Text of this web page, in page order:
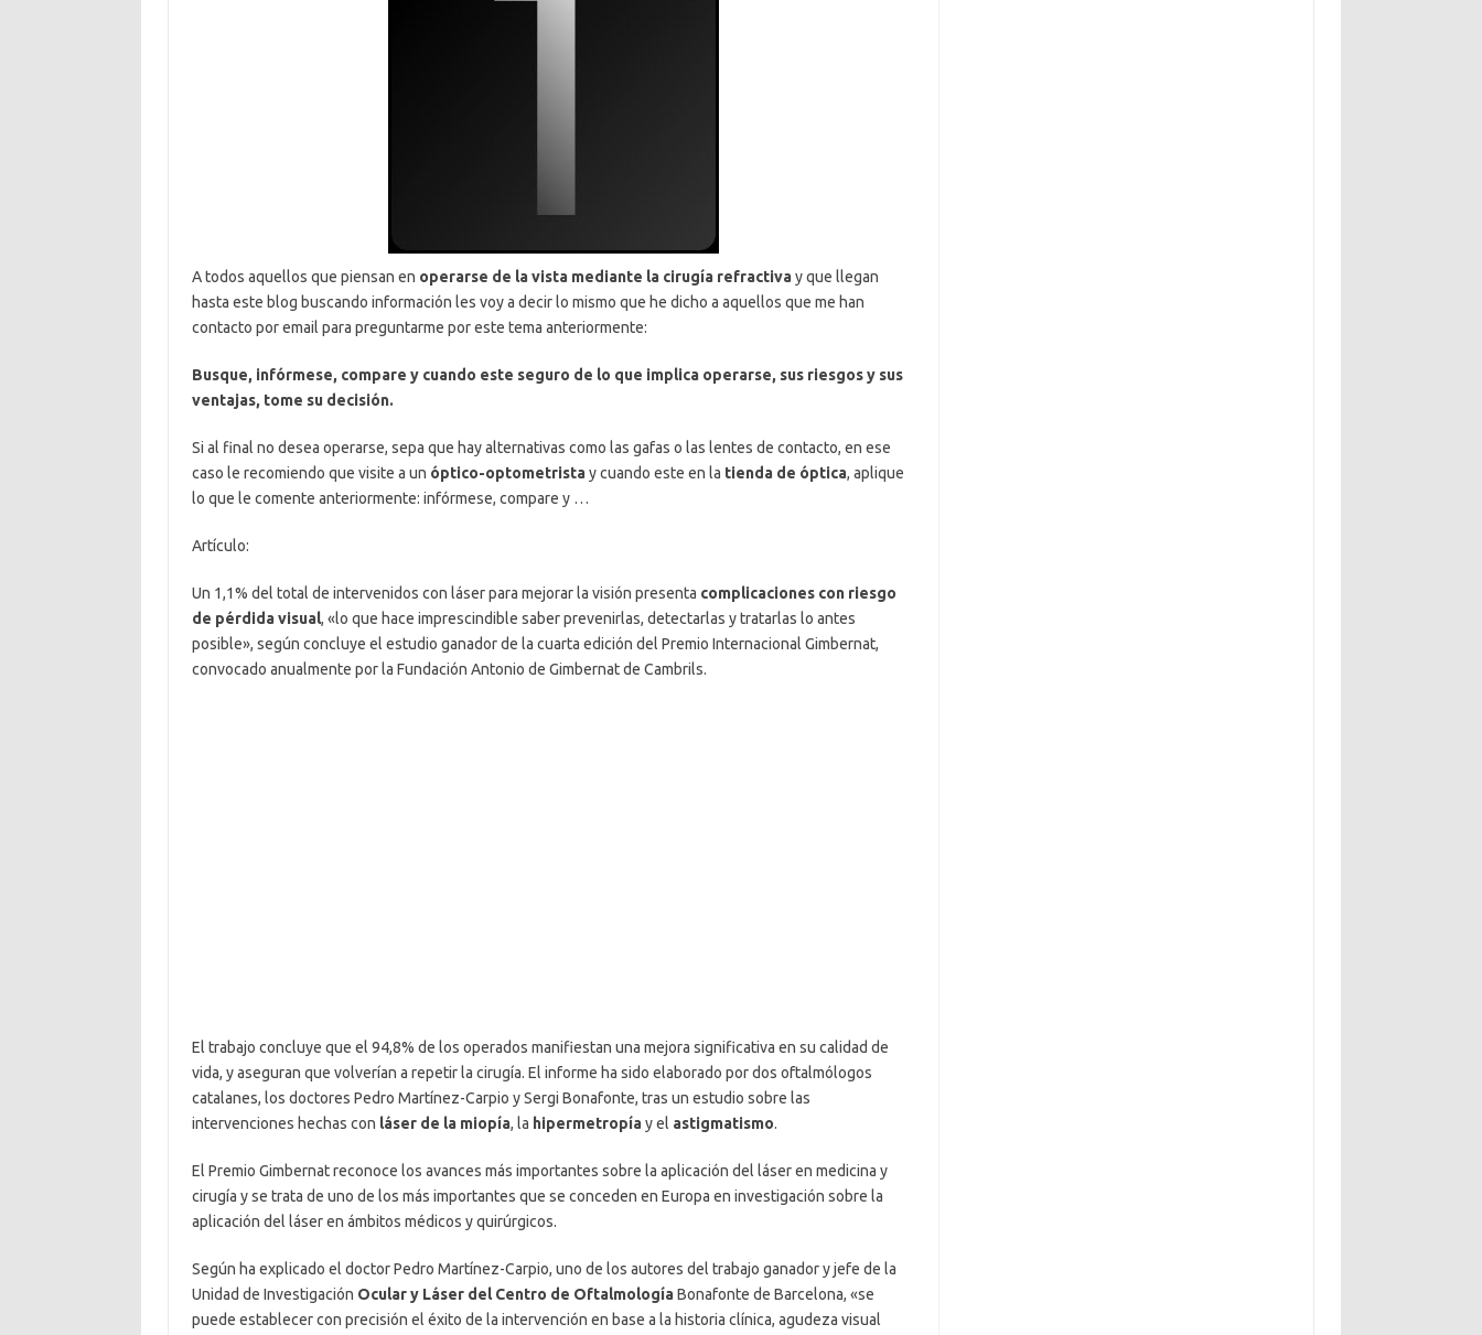
A todos aquellos que piensan en operarse de la vista mediante la cirugía refractivay que llegan
hasta este blog buscando información les voy a decir lo mismo que he dicho a aquellos que me han
contacto por email para preguntarme por este tema anteriormente:
Busque, infórmese, compare y cuando este seguro de lo que implica operarse, sus riesgos y sus
ventajas, tome su decisión.
Si al final no desea operarse, sepa que hay alternativas como las gafas o las lentes de contacto, en ese
caso le recomiendo que visite a un óptico-optometristay cuando este en la tienda de óptica, aplique
lo que le comente anteriormente: infórmese, compare y …
Artículo:
Un 1,1% del total de intervenidos con láser para mejorar la visión presenta complicaciones con riesgo
de pérdida visual, «lo que hace imprescindible saber prevenirlas, detectarlas y tratarlas lo antes
posible», según concluye el estudio ganador de la cuarta edición del Premio Internacional Gimbernat,
convocado anualmente por la Fundación Antonio de Gimbernat de Cambrils.
El trabajo concluye que el 94,8% de los operados manifiestan una mejora significativa en su calidad de
vida, y aseguran que volverían a repetir la cirugía. El informe ha sido elaborado por dos oftalmólogos
catalanes, los doctores Pedro Martínez-Carpio y Sergi Bonafonte, tras un estudio sobre las
intervenciones hechas con láser de la miopía, la hipermetropíay el astigmatismo.
El Premio Gimbernat reconoce los avances más importantes sobre la aplicación del láser en medicina y
cirugía y se trata de uno de los más importantes que se conceden en Europa en investigación sobre la
aplicación del láser en ámbitos médicos y quirúrgicos.
Según ha explicado el doctor Pedro Martínez-Carpio, uno de los autores del trabajo ganador y jefe de la
Unidad de Investigación Ocular y Láser del Centro de OftalmologíaBonafonte de Barcelona, «se
puede establecer con precisión el éxito de la intervención en base a la historia clínica, agudeza visual